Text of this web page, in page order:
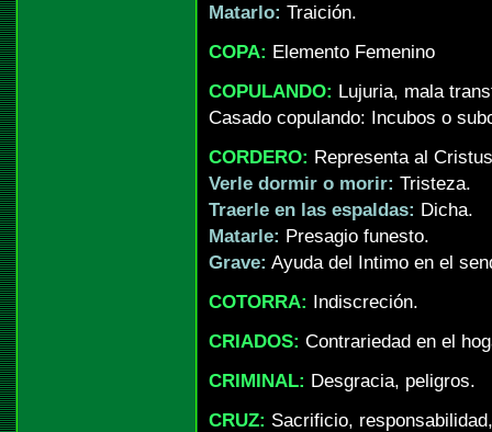
Matarlo: Traición.
COPA: Elemento Femenino
COPULANDO: Lujuria, mala
Casado copulando: Incubos o
CORDERO: Representa al
Verle dormir o morir: Tristeza.
Traerle en las espaldas: Dicha.
Matarle: Presagio funesto.
Grave: Ayuda del Intimo en el
COTORRA: Indiscreción.
CRIADOS: Contrariedad en el
CRIMINAL: Desgracia, peligros.
CRUZ: Sacrificio,